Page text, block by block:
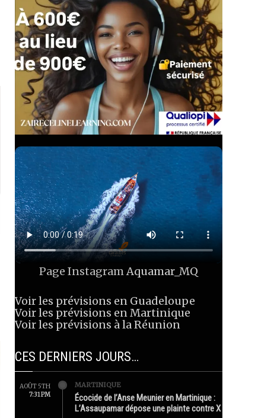
Page InstagramAquamar_MQ
Voir les prévisions en Guadeloupe
Voir les prévisions en Martinique
Voir les prévisions à la Réunion
CES DERNIERS JOURS…
AOÛT 5TH
7:31 PM
MARTINIQUE
Écocide de l’Anse Meunier en Martinique :
L’Assaupamar dépose une plainte contre X